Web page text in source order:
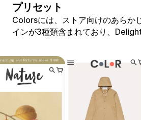
プリセット
Colorsには、ストア向けのあらか
インが3種類含まれており、